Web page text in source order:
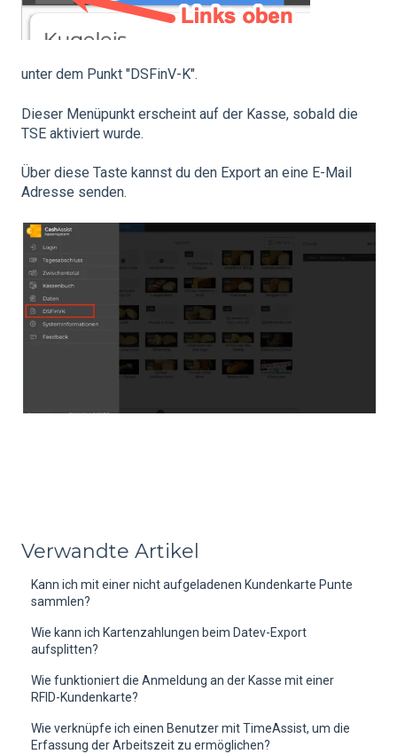
unter dem Punkt "DSFinV-K".
Dieser Menüpunkt erscheint auf der Kasse, sobald die
TSE aktiviert wurde.
Über diese Taste kannst du den Export an eine E-Mail
Adresse senden.
Verwandte Artikel
Kann ich mit einer nicht aufgeladenen Kundenkarte Punte
sammlen?
Wie kann ich Kartenzahlungen beim Datev-Export
aufsplitten?
Wie funktioniert die Anmeldung an der Kasse mit einer
RFID-Kundenkarte?
Wie verknüpfe ich einen Benutzer mit TimeAssist, um die
Erfassung der Arbeitszeit zu ermöglichen?